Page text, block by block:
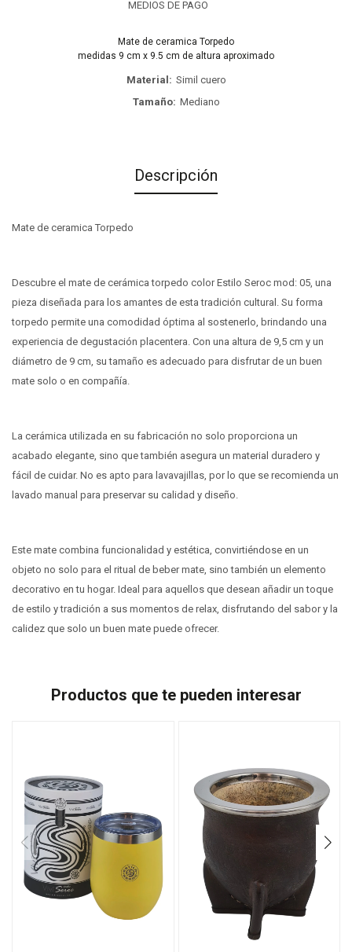
MEDIOS DE PAGO
Mate de ceramica Torpedo
medidas 9 cm x 9.5 cm de altura aproximado
Material
Simil cuero
Tamaño
Mediano
Descripción
Mate de ceramica Torpedo
Descubre el mate de cerámica torpedo color Estilo Seroc mod: 05, una
pieza diseñada para los amantes de esta tradición cultural. Su forma
torpedo permite una comodidad óptima al sostenerlo, brindando una
experiencia de degustación placentera. Con una altura de 9,5 cm y un
diámetro de 9 cm, su tamaño es adecuado para disfrutar de un buen
mate solo o en compañía.
La cerámica utilizada en su fabricación no solo proporciona un
acabado elegante, sino que también asegura un material duradero y
fácil de cuidar. No es apto para lavavajillas, por lo que se recomienda un
lavado manual para preservar su calidad y diseño.
Este mate combina funcionalidad y estética, convirtiéndose en un
objeto no solo para el ritual de beber mate, sino también un elemento
decorativo en tu hogar. Ideal para aquellos que desean añadir un toque
de estilo y tradición a sus momentos de relax, disfrutando del sabor y la
calidez que solo un buen mate puede ofrecer.
Productos que te pueden interesar